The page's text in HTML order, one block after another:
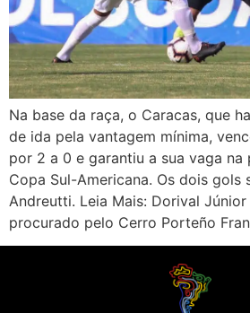
Na base da raça, o Caracas, que
de ida pela vantagem mínima,
por 2 a 0 e garantiu a sua vaga na
Copa Sul-Americana. Os dois gols
Andreutti. Leia Mais: Dorival
procurado pelo Cerro Porteño